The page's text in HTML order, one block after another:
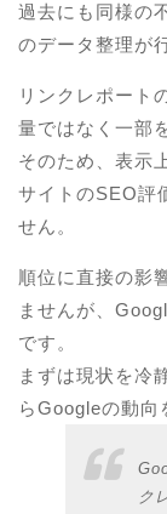
過去にも同様の
のデータ整理が
リンクレポート
量ではなく一部
そのため、表示
サイトのSEO評
せん。
順位に直接の影
ませんが、
です。
まずは現状を冷
らGoogleの動向
ク